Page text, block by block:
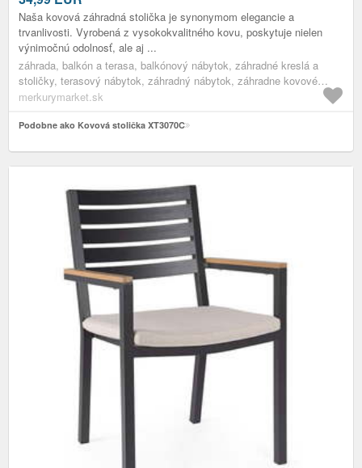
Naša kovová záhradná stolička je synonymom elegancie a
trvanlivosti. Vyrobená z vysokokvalitného kovu, poskytuje nielen
výnimočnú odolnosť, ale aj ...
záhrada, balkón a terasa, balkónový nábytok, záhradné kreslá a
stoličky, terasový nábytok, záhradný nábytok, záhradne kovové
kreslá
merkurymarket.sk
Podobne ako Kovová stolička XT3070C